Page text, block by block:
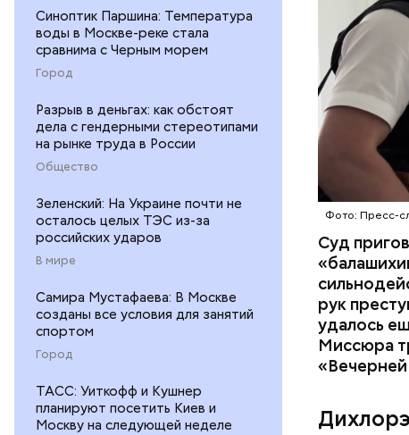
Синоптик Паршина: Температура
воды в Москве-реке стала
сравнима с Черным морем
Город
Разрыв в деньгах: как обстоят
дела с гендерными стереотипами
на рынке труда в России
Общество
Зеленский: На Украине почти не
осталось целых ТЭС из-за
российских ударов
В мире
Самира Мустафаева: В Москве
созданы все условия для занятий
спортом
Город
ТАСС: Уиткофф и Кушнер
планируют посетить Киев и
Москву на следующей неделе
Фото: Пресс-
Суд
рук
удалось
Миссюра
изъятой
По